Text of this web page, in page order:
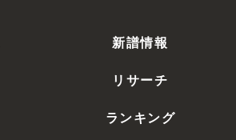
新譜情報
リサーチ
ランキング